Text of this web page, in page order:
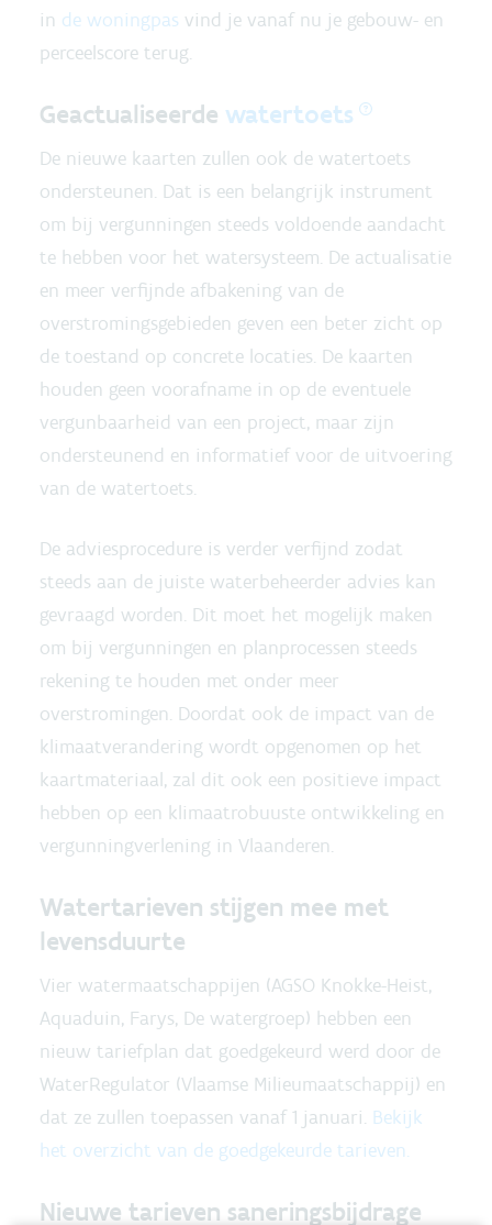
in de woningpas vind je vanaf nu je gebouw- en
perceelscore terug.
Geactualiseerde watertoets
De nieuwe kaarten zullen ook de watertoets
ondersteunen. Dat is een belangrijk instrument
om bij vergunningen steeds voldoende aandacht
te hebben voor het watersysteem. De actualisatie
en meer verfijnde afbakening van de
overstromingsgebieden geven een beter zicht op
de toestand op concrete locaties. De kaarten
houden geen voorafname in op de eventuele
vergunbaarheid van een project, maar zijn
ondersteunend en informatief voor de uitvoering
van de watertoets.
De adviesprocedure is verder verfijnd zodat
steeds aan de juiste waterbeheerder advies kan
gevraagd worden. Dit moet het mogelijk maken
om bij vergunningen en planprocessen steeds
rekening te houden met onder meer
overstromingen. Doordat ook de impact van de
klimaatverandering wordt opgenomen op het
kaartmateriaal, zal dit ook een positieve impact
hebben op een klimaatrobuuste ontwikkeling en
vergunningverlening in Vlaanderen.
Watertarieven stijgen mee met
levensduurte
Vier watermaatschappijen (AGSO Knokke-Heist,
Aquaduin, Farys, De watergroep) hebben een
nieuw tariefplan dat goedgekeurd werd door de
WaterRegulator (Vlaamse Milieumaatschappij) en
dat ze zullen toepassen vanaf 1 januari. Bekijk
het overzicht van de goedgekeurde tarieven.
Nieuwe tarieven saneringsbijdrage